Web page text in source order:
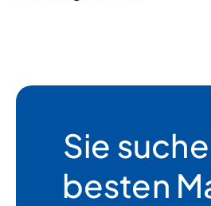
Sie
besten